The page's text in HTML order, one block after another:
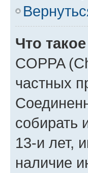
Что
COPPA
частных
собирать
13-и лет,
наличие